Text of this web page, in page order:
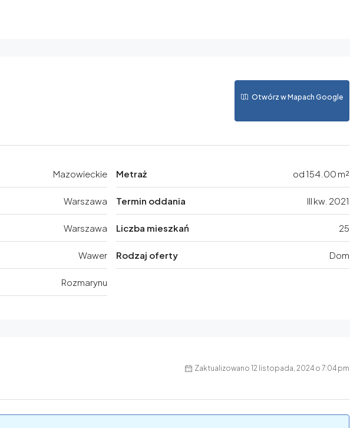
Otwórz w Mapach Google
Mazowieckie
Warszawa
Warszawa
Wawer
Rozmarynu
Metraż od 154.00 m²
Termin oddania III kw. 2021
Liczba mieszkań 25
Rodzaj oferty Dom
Zaktualizowano 12 listopada, 2024 o 7:04 pm